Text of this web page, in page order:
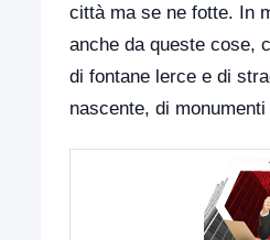
città ma se ne fotte. In
anche da queste cose,
di fontane lerce e di
nascente, di